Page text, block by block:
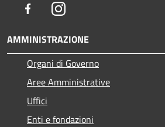
FacebookInstagram
AMMINISTRAZIONE
Organi di Governo
Aree Amministrative
Uffici
Enti e fondazioni